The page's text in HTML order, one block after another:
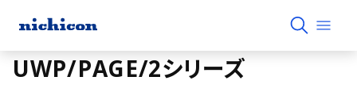
UWP/PAGE/2シリーズ